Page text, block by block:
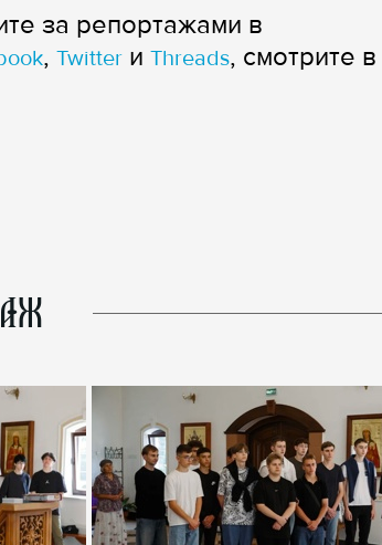
за репортажами в
, Twitter и Threads, смотрите в